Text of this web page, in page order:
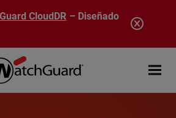
CloudDR – Diseñado
Open